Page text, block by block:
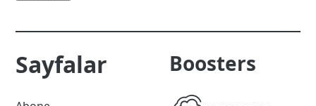
Sayfalar Boosters